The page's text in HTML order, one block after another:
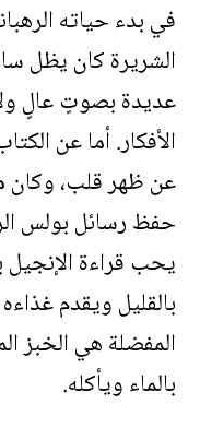
في بدء حياته
الشريرة كان يظل
عديدة بصوتٍ عالٍ
الأفكار. أما عن
عن ظهر قلب، وكان
حفظ رسائل بولس
يحب قراءة الإنجيل
بالقليل ويقدم
المفضلة هي الخبز
بالماء ويأكله.